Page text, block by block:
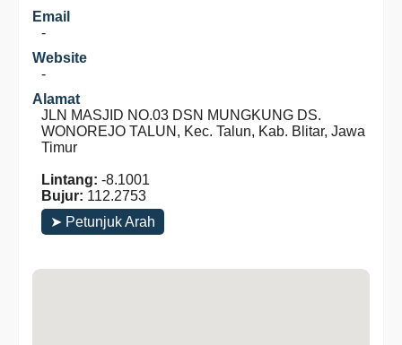
Email
-
Website
-
Alamat
JLN MASJID NO.03 DSN MUNGKUNG DS.
WONOREJO TALUN, Kec. Talun, Kab. Blitar, Jawa
Timur
Lintang: -8.1001
Bujur: 112.2753
➤ Petunjuk Arah